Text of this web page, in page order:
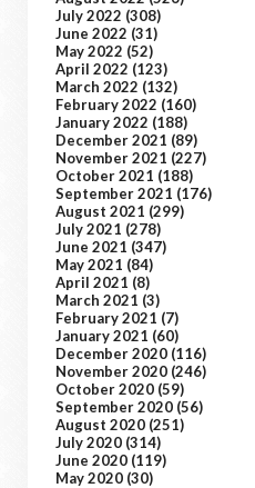
July 2022 (308)
June 2022 (31)
May 2022 (52)
April 2022 (123)
March 2022 (132)
February 2022 (160)
January 2022 (188)
December 2021 (89)
November 2021 (227)
October 2021 (188)
September 2021 (176)
August 2021 (299)
July 2021 (278)
June 2021 (347)
May 2021 (84)
April 2021 (8)
March 2021 (3)
February 2021 (7)
January 2021 (60)
December 2020 (116)
November 2020 (246)
October 2020 (59)
September 2020 (56)
August 2020 (251)
July 2020 (314)
June 2020 (119)
May 2020 (30)